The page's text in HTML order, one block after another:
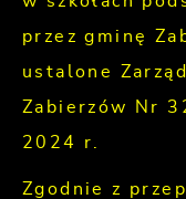
przez gminę
ustalone
Zabierzów Nr
2024 r.
Zgodnie z